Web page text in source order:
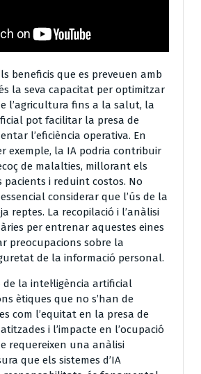
beneficis que es preveuen amb
la seva capacitat per optimitzar
l’agricultura fins a la salut, la
pot facilitar la presa de
l’eficiència operativa. En
exemple, la IA podria contribuir
de malalties, millorant els
i reduint costos. No
considerar que l’ús de la
reptes. La recopilació i l’anàlisi
per entrenar aquestes eines
preocupacions sobre la
de la informació personal.
de la intel·ligència artificial
ètiques que no s’han de
com l’equitat en la presa de
i l’impacte en l’ocupació
requereixen una anàlisi
que els sistemes d’IA